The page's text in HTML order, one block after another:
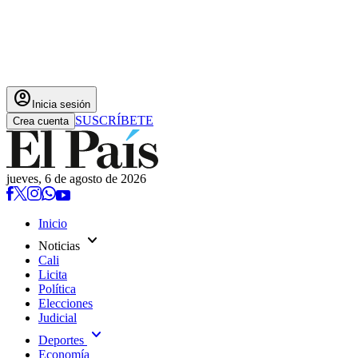
account_circle Inicia sesión
Crea cuenta SUSCRÍBETE
jueves, 6 de agosto de 2026
Inicio
Noticias expand_more
Cali
Licita
Política
Elecciones
Judicial
Deportes expand_more
Economía